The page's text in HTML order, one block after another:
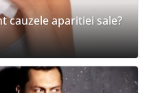
cauzele aparitiei sale?